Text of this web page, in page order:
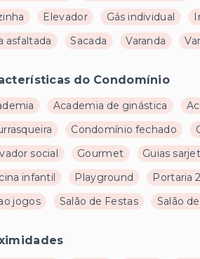
Elevador Gás individual
asfaltada
Sacada Varanda
do Condomínio
Academia de ginástica
Condomínio fechado
social
Gourmet Guias
infantil
Playground Portaria
jogos
Salão de Festas Salão